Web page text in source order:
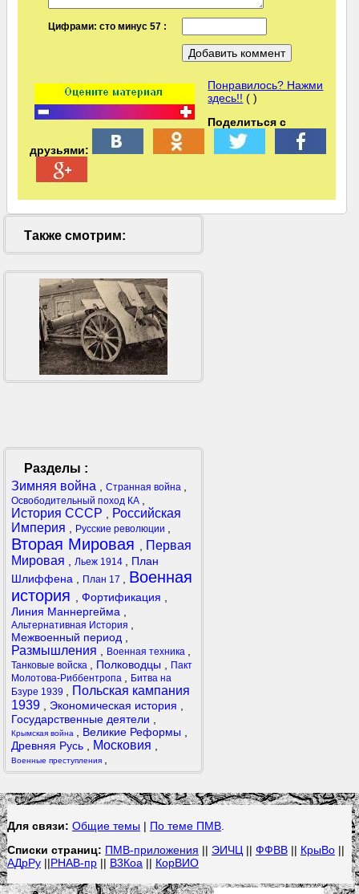
Цифрами: сто минус 57 :
Понравилось? Нажми
здесь!! ( )
Поделиться с
друзьями:
Также смотрим:
Разделы :
Зимняя война
Странная война
Освободительный поход КА
История СССР
Российская
Империя
Русские революции
Вторая Мировая
Первая
Мировая
Льеж 1914
План
Шлиффена
План 17
Военная
история
Фортификация
Линия Маннергейма
Альтернативная История
Межвоенный период
Размышления Военная техника
Танковые войска Полководцы
Пакт
Молотова-Риббентропа
Битва на
Бзуре 1939
Польская кампания
1939
Экономическая история
Государственные деятели
Крымская война Великие Реформы
Древняя Русь
Московия
Военные преступления
Для связи: Общие темы | По теме ПМВ.
Списки страниц: ПМВ-приложения || ЭИЧЦ || ФФВВ|| КрыВо||
АДрРу||РНАВ-пр|| В3Коа || КорВИО